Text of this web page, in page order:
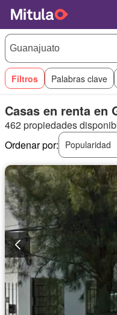
Filtros Palabras clave
Casas en renta en
462 propiedades
Ordenar por:
Popularidad